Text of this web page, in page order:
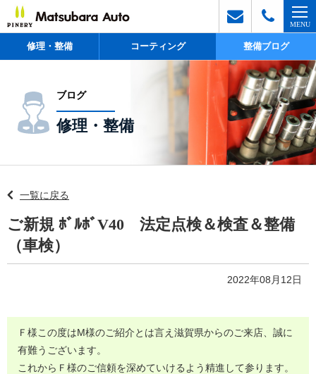
修理・整備 コーティング 整備ブログ
ブログ
修理・整備
一覧に戻る
ご新規 ﾎﾞﾙﾎﾞV40 法定点検＆検査＆整備
（車検）
2022年08月12日
Ｆ様この度はM様のご紹介とは言え滋賀県からのご来店、誠に
有難うございます。
これからＦ様のご信頼を深めていけるよう精進して参ります。